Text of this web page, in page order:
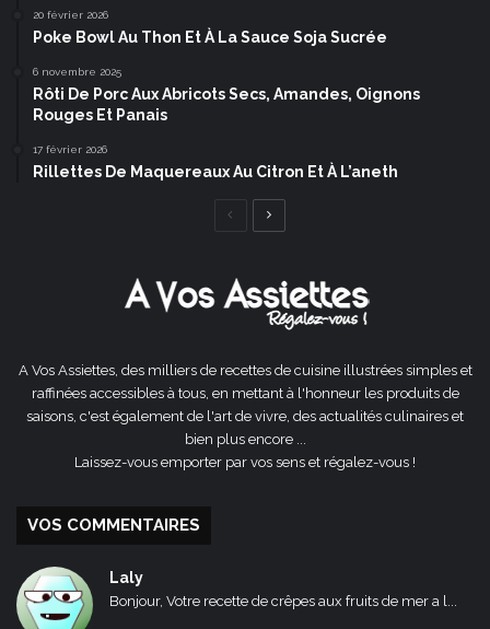
20 février 2026
Poke Bowl Au Thon Et À La Sauce Soja Sucrée
6 novembre 2025
Rôti De Porc Aux Abricots Secs, Amandes, Oignons
Rouges Et Panais
17 février 2026
Rillettes De Maquereaux Au Citron Et À L’aneth
Page
A Vos Assiettes, des milliers de recettes de cuisine illustrées simples et
raffinées accessibles à tous, en mettant à l'honneur les produits de
saisons, c'est également de l'art de vivre, des actualités culinaires et
bien plus encore ...
Laissez-vous emporter par vos sens et régalez-vous !
VOS COMMENTAIRES
Laly
Bonjour, Votre recette de crêpes aux fruits de mer a l...